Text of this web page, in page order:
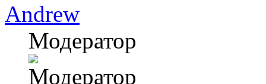
Andrew
Модератор